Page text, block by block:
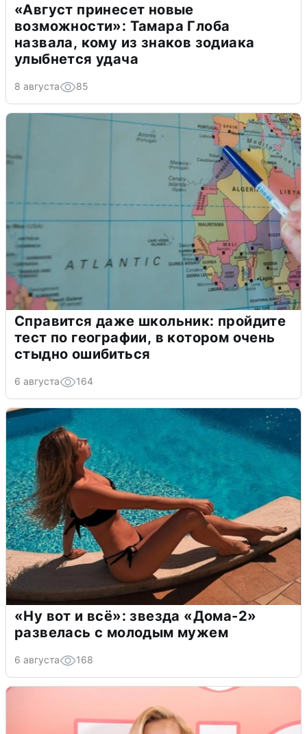
«Август принесет новые
возможности»: Тамара Глоба
назвала, кому из знаков зодиака
улыбнется удача
8 августа 85
Справится даже школьник: пройдите
тест по географии, в котором очень
стыдно ошибиться
6 августа 164
«Ну вот и всё»: звезда «Дома-2»
развелась с молодым мужем
6 августа 168